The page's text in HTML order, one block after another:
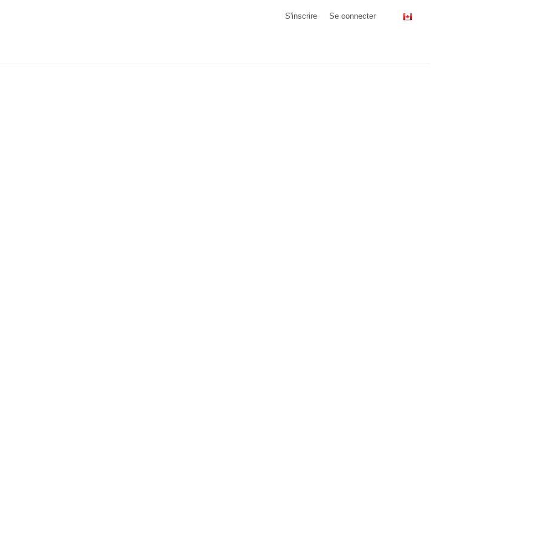
S'inscrire Se connecter